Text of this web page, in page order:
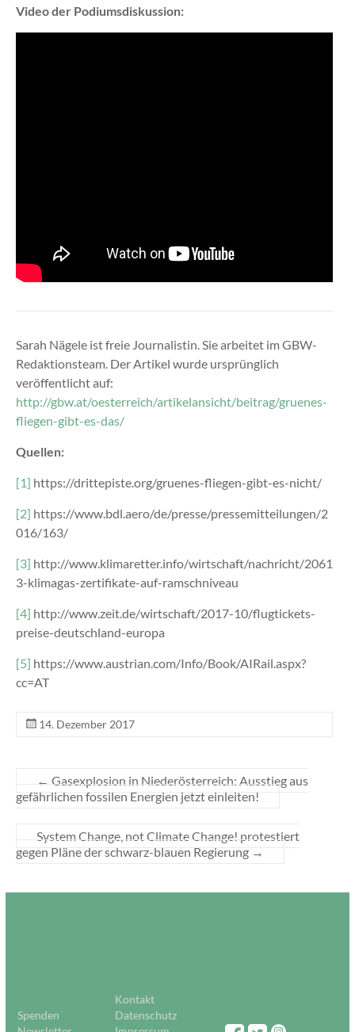
Video der Podiumsdiskussion:
Sarah Nägele ist freie Journalistin. Sie arbeitet im GBW-
Redaktionsteam. Der Artikel wurde ursprünglich
veröffentlicht auf:
http://gbw.at/oesterreich/artikelansicht/beitrag/gruenes-
fliegen-gibt-es-das/
Quellen:
[1] https://drittepiste.org/gruenes-fliegen-gibt-es-nicht/
[2] https://www.bdl.aero/de/presse/pressemitteilungen/2
016/163/
[3] http://www.klimaretter.info/wirtschaft/nachricht/2061
3-klimagas-zertifikate-auf-ramschniveau
[4] http://www.zeit.de/wirtschaft/2017-10/flugtickets-
preise-deutschland-europa
[5] https://www.austrian.com/Info/Book/AIRail.aspx?
cc=AT
14. Dezember 2017
← Gasexplosion in Niederösterreich: Ausstieg aus
gefährlichen fossilen Energien jetzt einleiten!
System Change, not Climate Change! protestiert
gegen Pläne der schwarz-blauen Regierung →
Kontakt
Spenden
Datenschutz